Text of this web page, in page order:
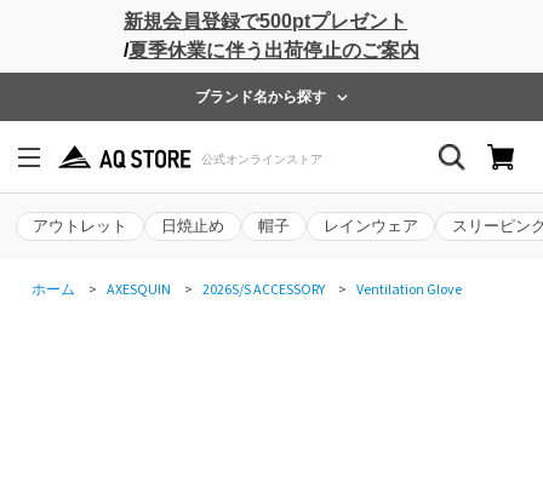
新規会員登録で500ptプレゼント
/夏季休業に伴う出荷停止のご案内
ブランド名から探す
アウトレット 日焼止め 帽子 レインウェア スリーピン
ホーム > AXESQUIN > 2026S/S ACCESSORY > Ventilation Glove